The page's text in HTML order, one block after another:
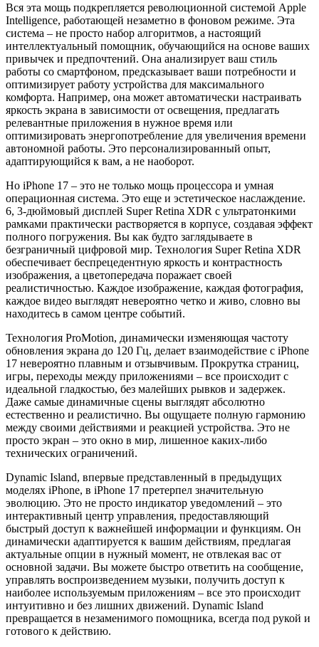
Вся эта мощь подкрепляется революционной системой Apple
Intelligence, работающей незаметно в фоновом режиме. Эта
система – не просто набор алгоритмов, а настоящий
интеллектуальный помощник, обучающийся на основе ваших
привычек и предпочтений. Она анализирует ваш стиль
работы со смартфоном, предсказывает ваши потребности и
оптимизирует работу устройства для максимального
комфорта. Например, она может автоматически настраивать
яркость экрана в зависимости от освещения, предлагать
релевантные приложения в нужное время или
оптимизировать энергопотребление для увеличения времени
автономной работы. Это персонализированный опыт,
адаптирующийся к вам, а не наоборот.
Но iPhone 17 – это не только мощь процессора и умная
операционная система. Это еще и эстетическое наслаждение.
6, 3-дюймовый дисплей Super Retina XDR с ультратонкими
рамками практически растворяется в корпусе, создавая эффект
полного погружения. Вы как будто заглядываете в
безграничный цифровой мир. Технология Super Retina XDR
обеспечивает беспрецедентную яркость и контрастность
изображения, а цветопередача поражает своей
реалистичностью. Каждое изображение, каждая фотография,
каждое видео выглядят невероятно четко и живо, словно вы
находитесь в самом центре событий.
Технология ProMotion, динамически изменяющая частоту
обновления экрана до 120 Гц, делает взаимодействие с iPhone
17 невероятно плавным и отзывчивым. Прокрутка страниц,
игры, переходы между приложениями – все происходит с
идеальной гладкостью, без малейших рывков и задержек.
Даже самые динамичные сцены выглядят абсолютно
естественно и реалистично. Вы ощущаете полную гармонию
между своими действиями и реакцией устройства. Это не
просто экран – это окно в мир, лишенное каких-либо
технических ограничений.
Dynamic Island, впервые представленный в предыдущих
моделях iPhone, в iPhone 17 претерпел значительную
эволюцию. Это не просто индикатор уведомлений – это
интерактивный центр управления, предоставляющий
быстрый доступ к важнейшей информации и функциям. Он
динамически адаптируется к вашим действиям, предлагая
актуальные опции в нужный момент, не отвлекая вас от
основной задачи. Вы можете быстро ответить на сообщение,
управлять воспроизведением музыки, получить доступ к
наиболее используемым приложениям – все это происходит
интуитивно и без лишних движений. Dynamic Island
превращается в незаменимого помощника, всегда под рукой и
готового к действию.